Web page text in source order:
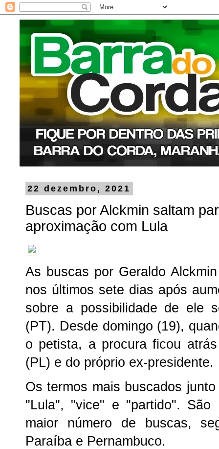
22 dezembro, 2021
Buscas por Alckmin saltam
aproximação com Lula
As buscas por Geraldo
nos últimos sete dias após
sobre a possibilidade de ele
(PT). Desde domingo (19),
o petista, a procura ficou
(PL) e do próprio ex-presidente.
Os termos mais buscados
"Lula", "vice" e "partido".
maior número de buscas,
Paraíba e Pernambuco.